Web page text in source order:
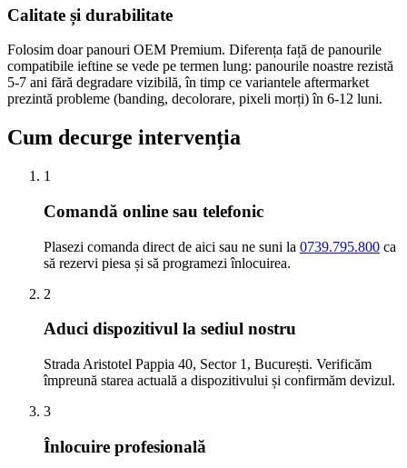
Calitate și durabilitate
Folosim doar panouri OEM Premium. Diferența față de panourile
compatibile ieftine se vede pe termen lung: panourile noastre rezistă
5-7 ani fără degradare vizibilă, în timp ce variantele aftermarket
prezintă probleme (banding, decolorare, pixeli morți) în 6-12 luni.
Cum decurge intervenția
1
Comandă online sau telefonic
Plasezi comanda direct de aici sau ne suni la 0739.795.800 ca
să rezervi piesa și să programezi înlocuirea.
2
Aduci dispozitivul la sediul nostru
Strada Aristotel Pappia 40, Sector 1, București. Verificăm
împreună starea actuală a dispozitivului și confirmăm devizul.
3
Înlocuire profesională